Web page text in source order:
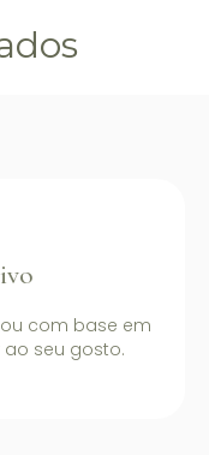
com base em
seu gosto.